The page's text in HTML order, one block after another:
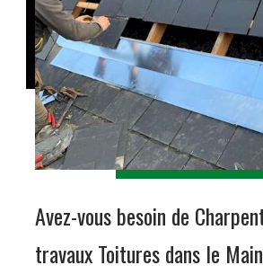
Avez-vous besoin de
travaux Toitures dans le